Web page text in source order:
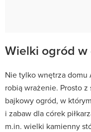
Wielki ogród
Nie tylko wnętrza domu
robią wrażenie. Prosto
bajkowy ogród, w
i zabaw dla córek
m.in. wielki kamienny